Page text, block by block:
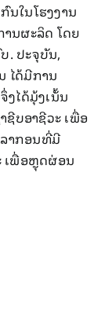
ນໃນໂຮງງານ
ນຜະລິດ ໂດຍ
. ປະຈຸບັນ,
ໄດ້ມີການ
ງໄດ້ມຸ້ງເນັ້ນ
ບອາຊີວະ ເພື່ອ
າກອນທີ່ມີ
ເພື່ອຫຼຸດຜ່ອນ